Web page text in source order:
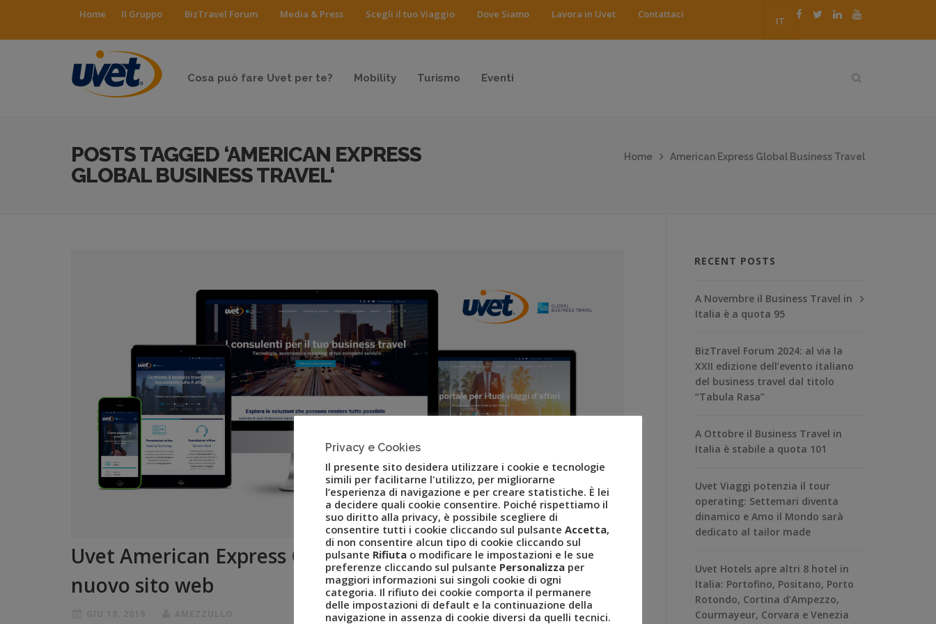
IT
Home Il Gruppo BizTravel Forum Media & Press Scegli il tuo Viaggio Dove Siamo Lavora in Uvet Contattaci
Cosa può fare Uvet per te? Mobility Turismo Eventi
POSTS TAGGED ‘AMERICAN EXPRESS
GLOBAL BUSINESS TRAVEL‘
Home American Express Global Business Travel
Uvet American Express Global Business Travel lancia il
nuovo sito web
RECENT POSTS
A Novembre il Business Travel in
Italia è a quota 95
BizTravel Forum 2024: al via la
XXII edizione dell’evento italiano
del business travel dal titolo
“Tabula Rasa”
A Ottobre il Business Travel in
Italia è stabile a quota 101
Uvet Viaggi potenzia il tour
operating: Settemari diventa
dinamico e Amo il Mondo sarà
dedicato al tailor made
Uvet Hotels apre altri 8 hotel in
Italia: Portofino, Positano, Porto
Rotondo, Cortina d’Ampezzo,
Courmayeur, Corvara e Venezia
Privacy e Cookies
Il presente sito desidera utilizzare i cookie e tecnologie
simili per facilitarne l'utilizzo, per migliorarne
l’esperienza di navigazione e per creare statistiche. È lei
a decidere quali cookie consentire. Poiché rispettiamo il
suo diritto alla privacy, è possibile scegliere di
consentire tutti i cookie cliccando sul pulsante Accetta,
di non consentire alcun tipo di cookie cliccando sul
pulsante Rifiuta o modificare le impostazioni e le sue
preferenze cliccando sul pulsante Personalizza per
maggiori informazioni sui singoli cookie di ogni
categoria. Il rifiuto dei cookie comporta il permanere
delle impostazioni di default e la continuazione della
navigazione in assenza di cookie diversi da quelli tecnici.